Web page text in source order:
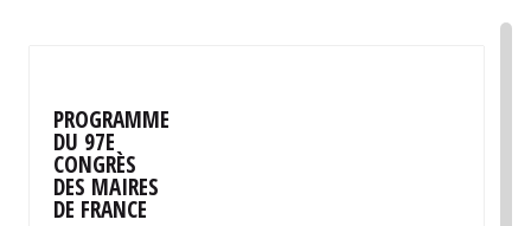
PROGRAMME
DU 97E
CONGRÈS
DES MAIRES
DE FRANCE